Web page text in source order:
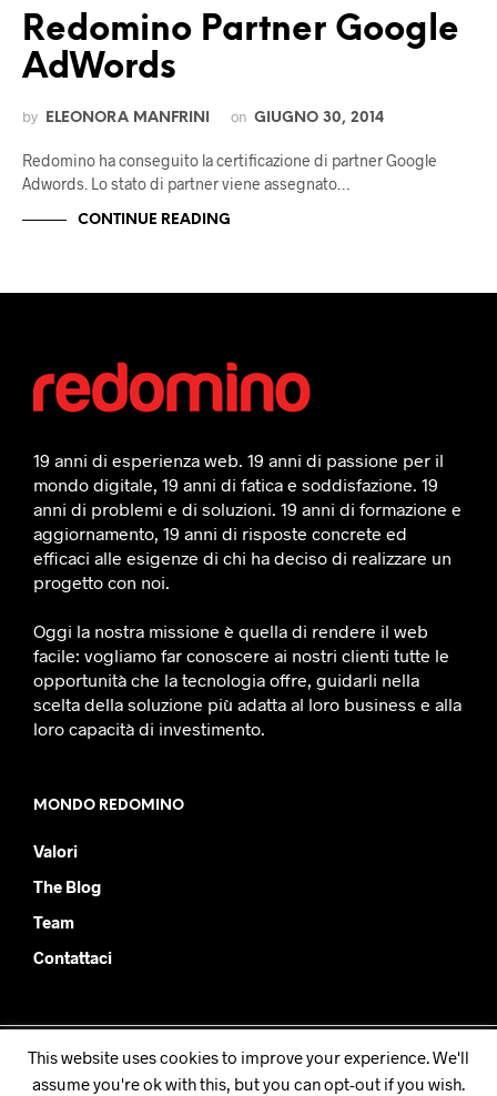
Redomino Partner Google
AdWords
by ELEONORA MANFRINI on GIUGNO 30, 2014
Redomino ha conseguito la certificazione di partner Google
Adwords. Lo stato di partner viene assegnato…
CONTINUE READING
19 anni di esperienza web. 19 anni di passione per il
mondo digitale, 19 anni di fatica e soddisfazione. 19
anni di problemi e di soluzioni. 19 anni di formazione e
aggiornamento, 19 anni di risposte concrete ed
efficaci alle esigenze di chi ha deciso di realizzare un
progetto con noi.
Oggi la nostra missione è quella di rendere il web
facile: vogliamo far conoscere ai nostri clienti tutte le
opportunità che la tecnologia offre, guidarli nella
scelta della soluzione più adatta al loro business e alla
loro capacità di investimento.
MONDO REDOMINO
Valori
The Blog
Team
Contattaci
Redomino SRL - PIVA IT08877930019
This website uses cookies to improve your experience. We'll
assume you're ok with this, but you can opt-out if you wish.